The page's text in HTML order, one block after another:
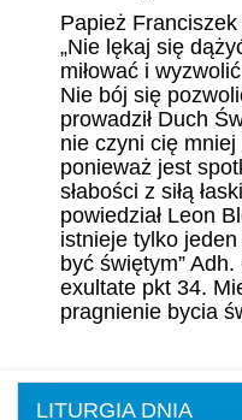
Papież
„Nie lękaj się
miłować i
Nie bój się
prowadził Duch
nie czyni cię mniej
ponieważ jest
słabości z siłą
powiedział Leon
istnieje tylko
być świętym”
exultate pkt 34.
pragnienie bycia
LITURGIA DNIA